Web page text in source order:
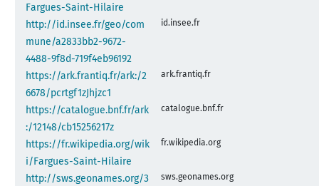
Fargues-Saint-Hilaire
http://id.insee.fr/geo/com
mune/a2833bb2-9672-
4488-9f8d-719f4eb96192
id.insee.fr
https://ark.frantiq.fr/ark:/2
6678/pcrtgf1zJhjzc1
ark.frantiq.fr
https://catalogue.bnf.fr/ark
:/12148/cb15256217z
catalogue.bnf.fr
https://fr.wikipedia.org/wik
i/Fargues-Saint-Hilaire
fr.wikipedia.org
http://sws.geonames.org/3
sws.geonames.org